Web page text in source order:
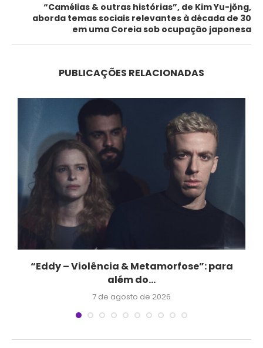
“Camélias & outras histórias”, de Kim Yu-jŏng,
aborda temas sociais relevantes à década de 30
em uma Coreia sob ocupação japonesa
PUBLICAÇÕES RELACIONADAS
“Eddy – Violência & Metamorfose”: para
além do...
7 de agosto de 2026